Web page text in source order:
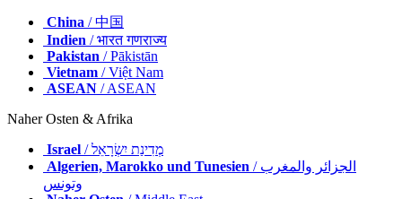
China / 中国
Indien / भारत गणराज्य
Pakistan / Pākistān
Vietnam / Việt Nam
ASEAN / ASEAN
Naher Osten & Afrika
Israel
/ מְדִינַת יִשְׂרָאֵל
Algerien, Marokko und Tunesien / الجزائر والمغرب
وتونس